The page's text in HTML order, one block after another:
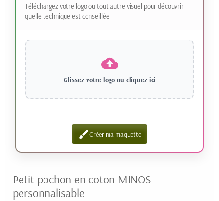
Téléchargez votre logo ou tout autre visuel pour découvrir
quelle technique est conseillée
Glissez votre logo ou cliquez ici
brushCréer ma maquette
Petit pochon en coton MINOS
personnalisable